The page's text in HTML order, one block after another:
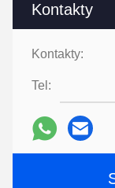
Kontakty
Kontakty:
Tel: